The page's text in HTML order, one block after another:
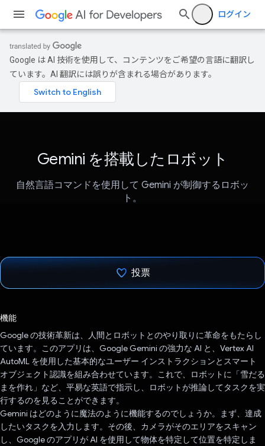
ログイン
Google は AI 技術を使用して、コンテンツをご希望の言語に翻訳し
ています。AI 翻訳には誤りが含まれる場合があります。
Gemini を搭載したロボット
自然言語コマンドを使用して Gemini が制御するロボッ
ト。
投票
機能
Google の技術革新は、人間とロボットとのやり取りに革命をもたらし
ています。このアプリは、Google Gemini の強力な AI と、Vertex AI
AutoML を使用した基本的なユーザー インストラクションとスマート
オブジェクト認識を組み合わせています。これで、ロボットに「雪だる
まを作れ」など、平易な英語で指示し、ロボットが推論してタスクを実
行するのを見ることができます。
Gemini はどのように魔法のように機能するのでしょうか。まず、達成
したいタスクを入力します。その後、カメラがそのエリアをスキャン
し、Google のアプリが AI を使用して物体を特定して位置を特定しま